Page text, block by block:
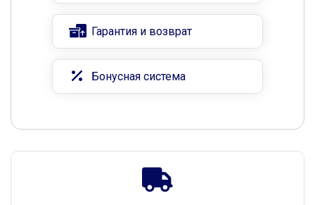
Гарантия и возврат
Бонусная система